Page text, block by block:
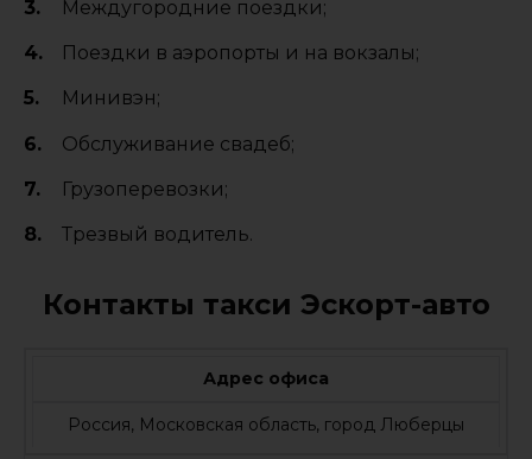
Междугородние поездки;
Поездки в аэропорты и на вокзалы;
Минивэн;
Обслуживание свадеб;
Грузоперевозки;
Трезвый водитель.
Контакты такси Эскорт-авто
Адрес офиса
Россия, Московская область, город Люберцы